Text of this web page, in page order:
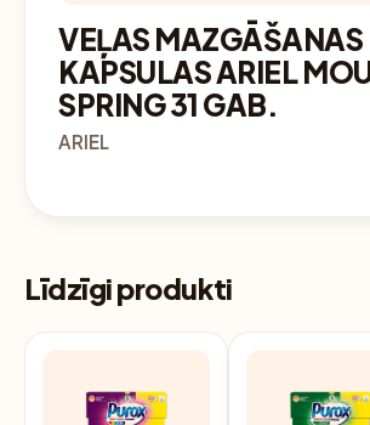
VEĻAS MAZGĀŠANAS
KAPSULAS ARIEL
SPRING 31 GAB.
ARIEL
Līdzīgi produkti